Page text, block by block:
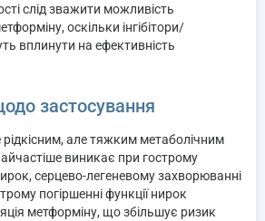
слід зважити можливість
оскільки інгібітори/
вплинути на ефективність
застосування
але тяжким метаболічним
виникає при гострому
серцево-легеневому захворюванні
погіршенні функції нирок
метформіну, що збільшує ризик